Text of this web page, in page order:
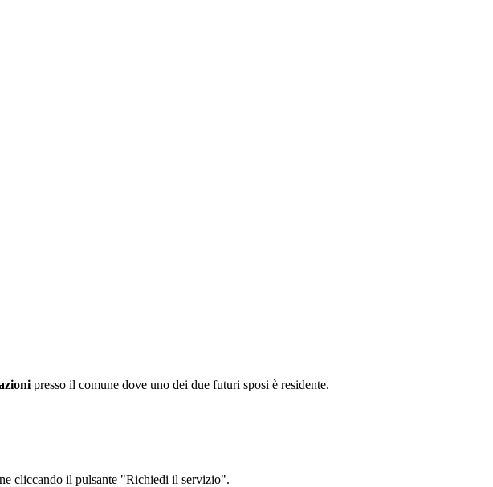
presso il comune dove uno dei due futuri sposi è residente.
cliccando il pulsante "Richiedi il servizio".